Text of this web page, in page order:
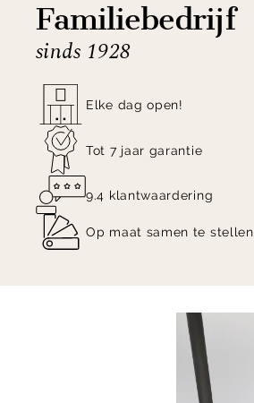
Familiebedrijf
sinds 1928
Elke dag open!
Tot 7 jaar garantie
9.4 klantwaardering
Op maat samen te stellen